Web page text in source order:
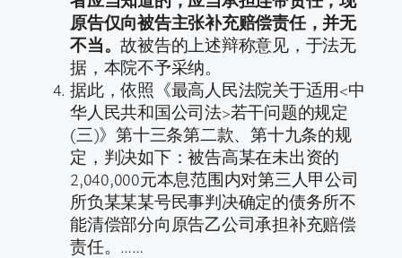
原告仅向被告主张补充赔偿责任，并无
不当。故被告的上述辩称意见，于法无
据，本院不予采纳。
据此，依照《最高人民法院关于适用<中
华人民共和国公司法>若干问题的规定
(三)》第十三条第二款、第十九条的规
定，判决如下：被告高某在未出资的
2,040,000元本息范围内对第三人甲公司
所负某某某号民事判决确定的债务所不
能清偿部分向原告乙公司承担补充赔偿
责任。……